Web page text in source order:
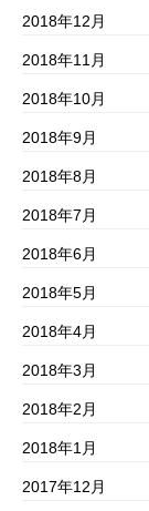
2018年12月
2018年11月
2018年10月
2018年9月
2018年8月
2018年7月
2018年6月
2018年5月
2018年4月
2018年3月
2018年2月
2018年1月
2017年12月